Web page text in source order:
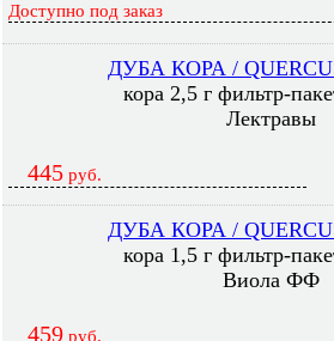
Доступно под заказ
ДУБА КОРА /
кора 2,5 г фильтр-
Лектравы
445 руб.
ДУБА КОРА /
кора 1,5 г фильтр-
Виола ФФ
459 руб.